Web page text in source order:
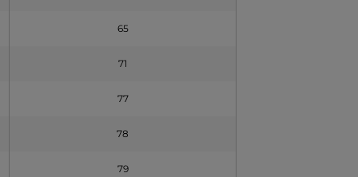
65
71
77
78
79